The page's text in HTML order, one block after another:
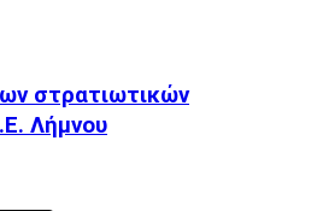
στρατιωτικών
Λήμνου